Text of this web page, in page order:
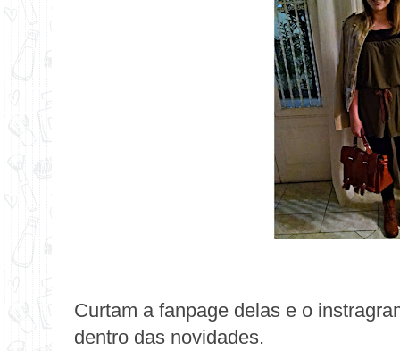
Curtam a fanpage delas e o
dentro das novidades.